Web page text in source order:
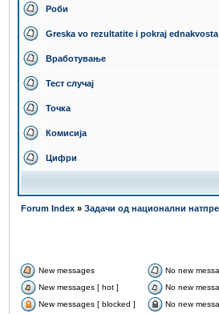
Роби
Greska vo rezultatite i pokraj
Вработување
Тест случај
Точка
Комисија
Цифри
Forum Index » Задачи од национални
New messages No new
New messages [ hot ]
No new
New messages [ blocked ]
No new